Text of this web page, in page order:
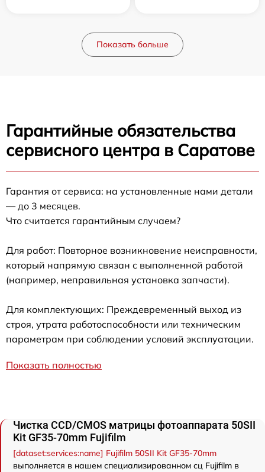
Показать больше
Гарантийные обязательства
сервисного центра в Саратове
Гарантия от сервиса: на установленные нами детали
— до 3 месяцев.
Что считается гарантийным случаем?
Для работ: Повторное возникновение неисправности,
который напрямую связан с выполненной работой
(например, неправильная установка запчасти).
Для комплектующих: Преждевременный выход из
строя, утрата работоспособности или техническим
параметрам при соблюдении условий эксплуатации.
Показать полностью
Чистка CCD/CMOS матрицы фотоаппарата 50SII
Kit GF35-70mm Fujifilm
[dataset:services:name] Fujifilm 50SII Kit GF35-70mm
выполняется в нашем специализированном сц Fujifilm в